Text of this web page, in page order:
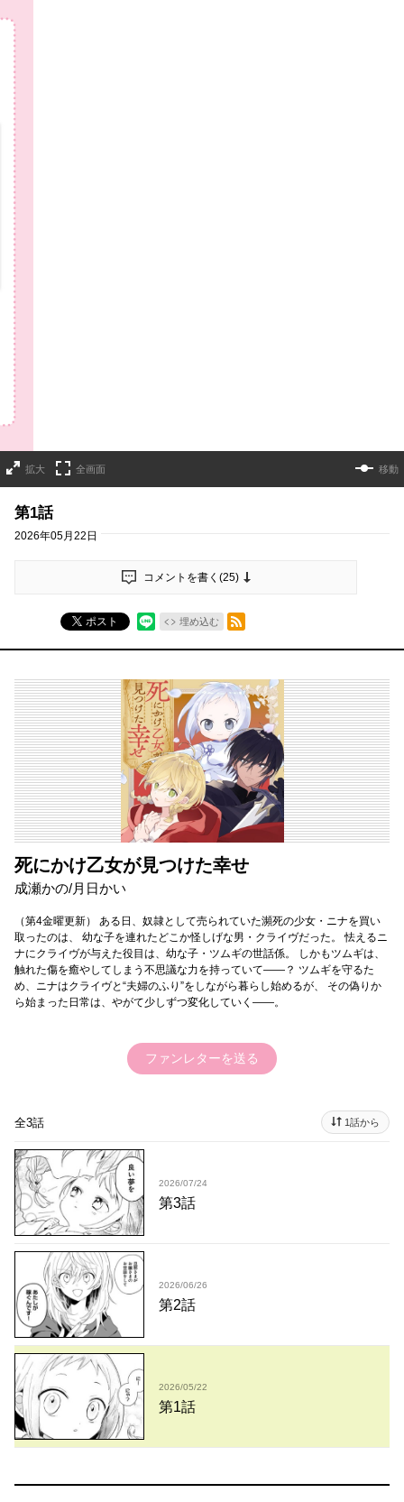
拡大 全画面 移動
第1話
2026年05月22日
コメントを書く(25)
ポスト 埋め込む
RSSフィード
死にかけ乙女が見つけた幸せ
成瀬かの/月日かい
（第4金曜更新） ある日、奴隷として売られていた瀕死の少女・ニナを買い
取ったのは、 幼な子を連れたどこか怪しげな男・クライヴだった。 怯えるニ
ナにクライヴが与えた役目は、幼な子・ツムギの世話係。 しかもツムギは、
触れた傷を癒やしてしまう不思議な力を持っていて―—？ ツムギを守るた
め、ニナはクライヴと“夫婦のふり”をしながら暮らし始めるが、 その偽りか
ら始まった日常は、やがて少しずつ変化していく――。
ファンレターを送る
全3話 1話から
2026/07/24
第3話
2026/06/26
第2話
2026/05/22
第1話